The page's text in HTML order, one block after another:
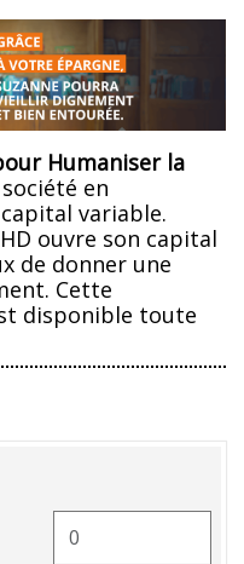
Humaniser la
en
variable.
ouvre son capital
de donner une
Cette
disponible toute